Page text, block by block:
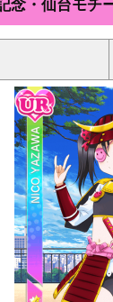
念・仙台モチ